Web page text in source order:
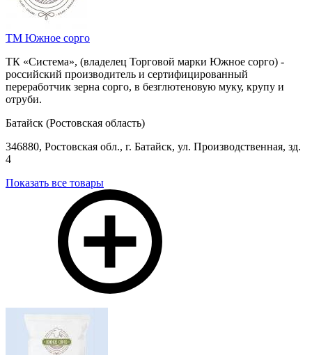
ТМ Южное сорго
ТК «Система», (владелец Торговой марки Южное сорго) -
российский производитель и сертифицированный
переработчик зерна сорго, в безглютеновую муку, крупу и
отруби.
Батайск (Ростовская область)
346880, Ростовская обл., г. Батайск, ул. Производственная, зд.
4
Показать все товары